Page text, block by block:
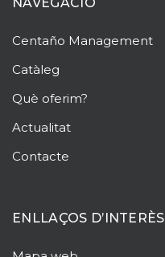
Centaño Management
Catàleg
Què oferim?
Actualitat
Contacte
ENLLAÇOS D’INTERÈS